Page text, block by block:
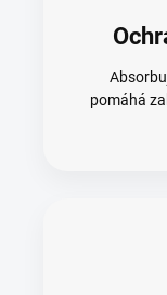
pomáhá